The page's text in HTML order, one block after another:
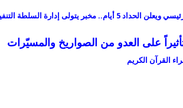
يتولى إدارة السلطة التنفيذية
تأثيراً على العدو من الصواريخ والمسيّرات
القرآن الكريم